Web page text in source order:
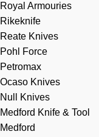
Royal Armouries
Rikeknife
Reate Knives
Pohl Force
Petromax
Ocaso Knives
Null Knives
Medford Knife & Tool
Medford